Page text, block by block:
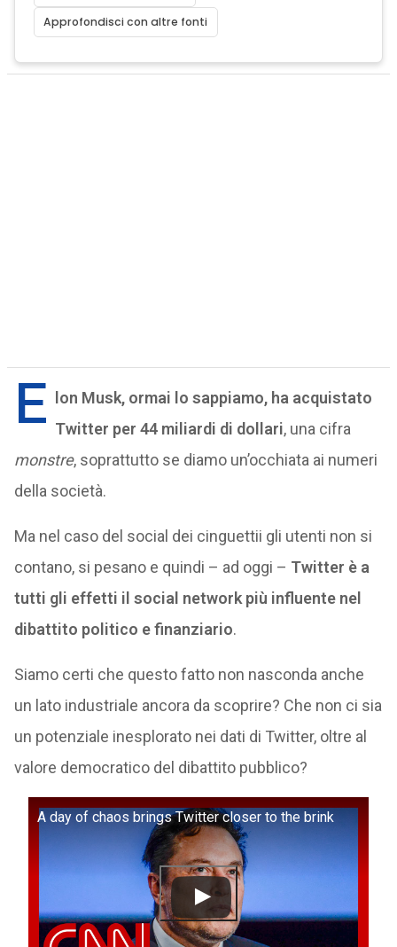
Approfondisci con altre fonti
E
lon Musk, ormai lo sappiamo, ha acquistato
Twitter per 44 miliardi di dollari, una cifra
monstre, soprattutto se diamo un’occhiata ai numeri
della società.
Ma nel caso del social dei cinguettii gli utenti non si
contano, si pesano e quindi – ad oggi – Twitter è a
tutti gli effetti il social network più influente nel
dibattito politico e finanziario.
Siamo certi che questo fatto non nasconda anche
un lato industriale ancora da scoprire? Che non ci sia
un potenziale inesplorato nei dati di Twitter, oltre al
valore democratico del dibattito pubblico?
A day of chaos brings Twitter closer to the brink